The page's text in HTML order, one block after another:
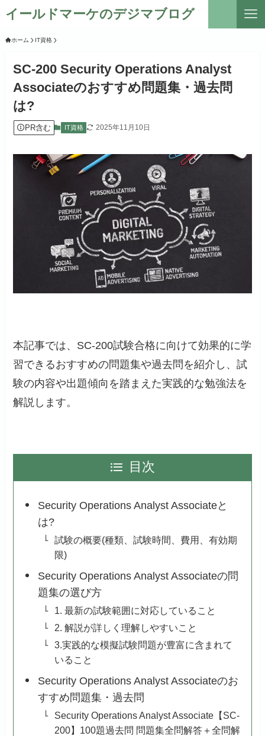
イールドマーケのデジマブログ
ホーム IT資格
SC-200 Security Operations Analyst
Associateのおすすめ問題集・過去問
は?
PR含む IT資格 2025年11月10日
本記事では、SC-200試験合格に向けて効果的に学
習できるおすすめの問題集や過去問を紹介し、試
験の内容や出題傾向を踏まえた実践的な勉強法を
解説します。
目次
Security Operations Analyst Associateと
は?
試験の概要(種類、試験時間、費用、有効期
限)
Security Operations Analyst Associateの問
題集の選び方
1. 最新の試験範囲に対応していること
2. 解説が詳しく理解しやすいこと
3.実践的な模擬試験問題が豊富に含まれて
いること
Security Operations Analyst Associateのお
すすめ問題集・過去問
Security Operations Analyst Associate【SC-
200】100題過去問 問題集全問解答＋全問解